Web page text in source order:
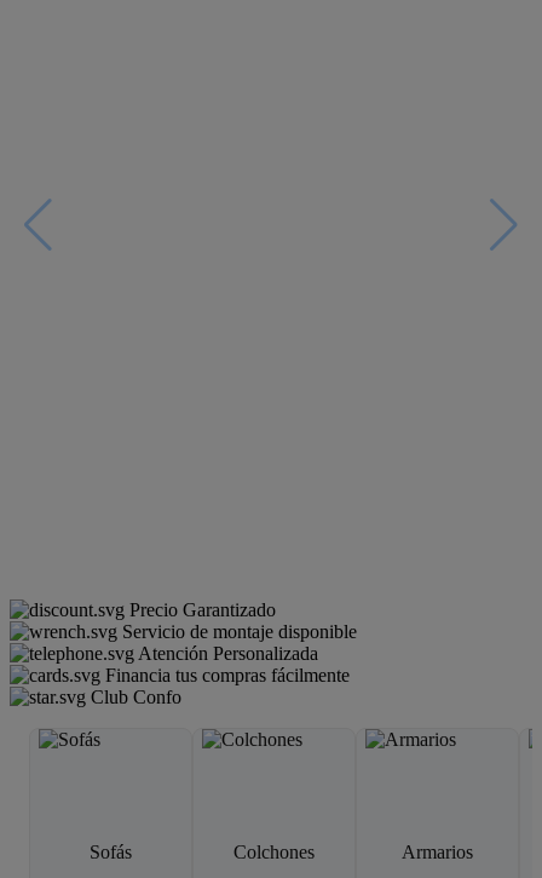
Precio Garantizado
Servicio de montaje disponible
Atención Personalizada
Financia tus compras fácilmente
Club Confo
Sofás Colchones Armarios